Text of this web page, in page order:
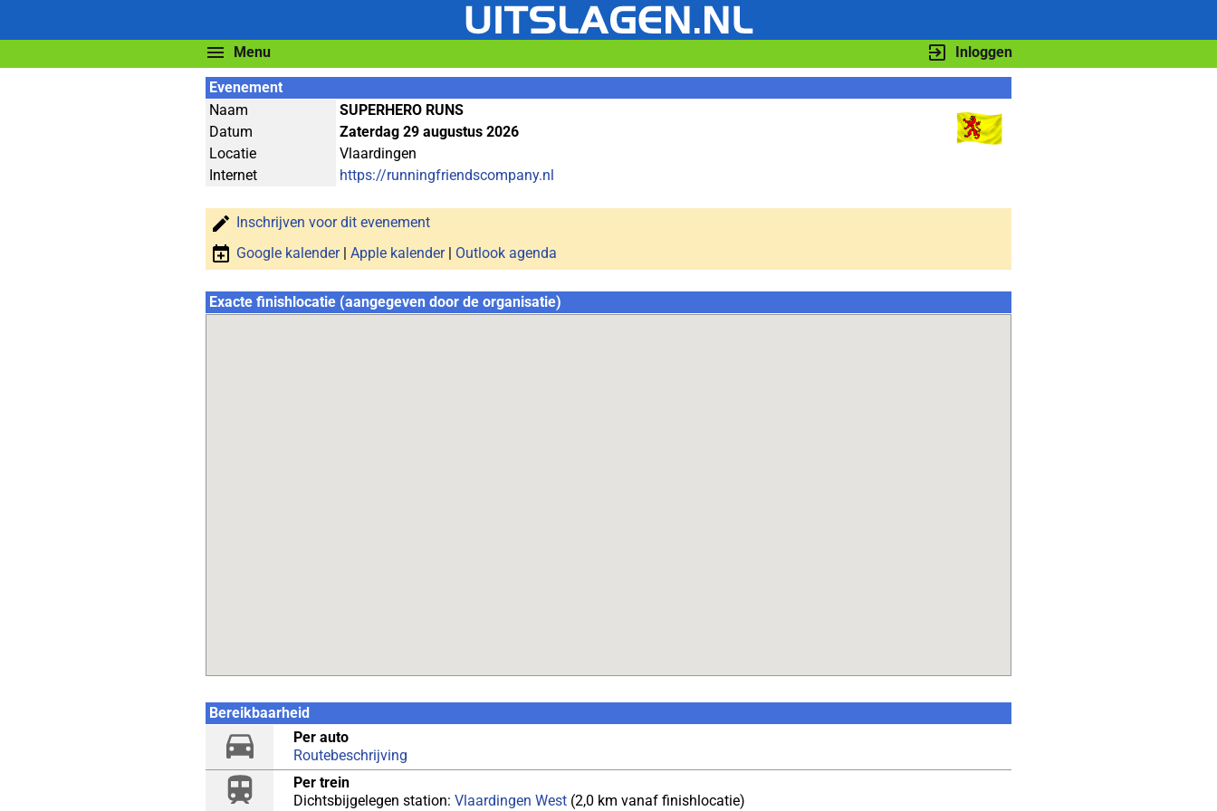
Menu Inloggen
Evenement
Naam
SUPERHERO RUNS
Datum
Zaterdag 29 augustus 2026
Locatie
Vlaardingen
Internet
https://runningfriendscompany.nl
Inschrijven voor dit evenement
Google kalender| Apple kalender| Outlook agenda
Exacte finishlocatie (aangegeven door de organisatie)
Bereikbaarheid
Per auto
Routebeschrijving
Per trein
Dichtsbijgelegen station: Vlaardingen West (2,0 km vanaf finishlocatie)